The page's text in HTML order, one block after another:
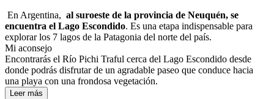
En Argentina, al suroeste de la provincia de Neuquén, se
encuentra el Lago Escondido. Es una etapa indispensable para
explorar los 7 lagos de la Patagonia del norte del país.
Mi aconsejo
Encontrarás el Río Pichi Traful cerca del Lago Escondido desde
donde podrás disfrutar de un agradable paseo que conduce hacia
una playa con una frondosa vegetación.
Leer más